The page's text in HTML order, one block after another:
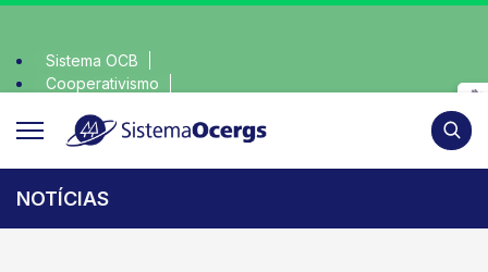
Sistema OCB
Cooperativismo
NOTÍCIAS